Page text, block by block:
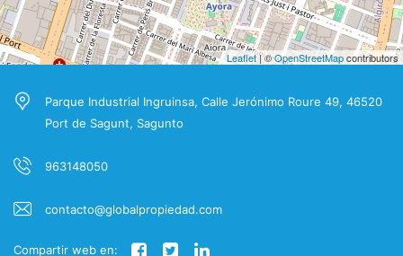
Leaflet| ©OpenStreetMapcontributors
Parque Industrial Ingruinsa, Calle Jerónimo Roure 49, 46520
Port de Sagunt, Sagunto
963148050
contacto@globalpropiedad.com
Compartir web en: